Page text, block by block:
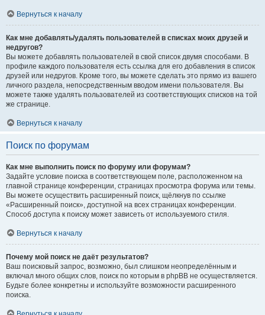
Вернуться к началу
Как мне добавлять/удалять пользователей в списках моих друзей и
недругов?
Вы можете добавлять пользователей в свой список двумя способами. В
профиле каждого пользователя есть ссылка для его добавления в список
друзей или недругов. Кроме того, вы можете сделать это прямо из вашего
личного раздела, непосредственным вводом имени пользователя. Вы
можете также удалять пользователей из соответствующих списков на той
же странице.
Вернуться к началу
Поиск по форумам
Как мне выполнить поиск по форуму или форумам?
Задайте условие поиска в соответствующем поле, расположенном на
главной странице конференции, страницах просмотра форума или темы.
Вы можете осуществить расширенный поиск, щёлкнув по ссылке
«Расширенный поиск», доступной на всех страницах конференции.
Способ доступа к поиску может зависеть от используемого стиля.
Вернуться к началу
Почему мой поиск не даёт результатов?
Ваш поисковый запрос, возможно, был слишком неопределённым и
включал много общих слов, поиск по которым в phpBB не осуществляется.
Будьте более конкретны и используйте возможности расширенного
поиска.